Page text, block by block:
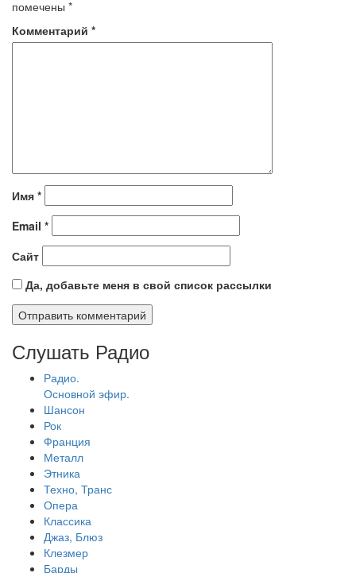
помечены *
Комментарий *
Имя *
Email *
Сайт
Да, добавьте меня в свой список рассылки
Слушать Радио
Радио.
Основной эфир.
Шансон
Рок
Франция
Металл
Этника
Техно, Транс
Опера
Классика
Джаз, Блюз
Клезмер
Барды